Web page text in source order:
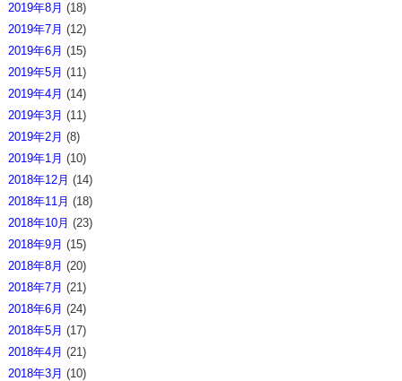
2019年8月 (18)
2019年7月 (12)
2019年6月 (15)
2019年5月 (11)
2019年4月 (14)
2019年3月 (11)
2019年2月 (8)
2019年1月 (10)
2018年12月 (14)
2018年11月 (18)
2018年10月 (23)
2018年9月 (15)
2018年8月 (20)
2018年7月 (21)
2018年6月 (24)
2018年5月 (17)
2018年4月 (21)
2018年3月 (10)